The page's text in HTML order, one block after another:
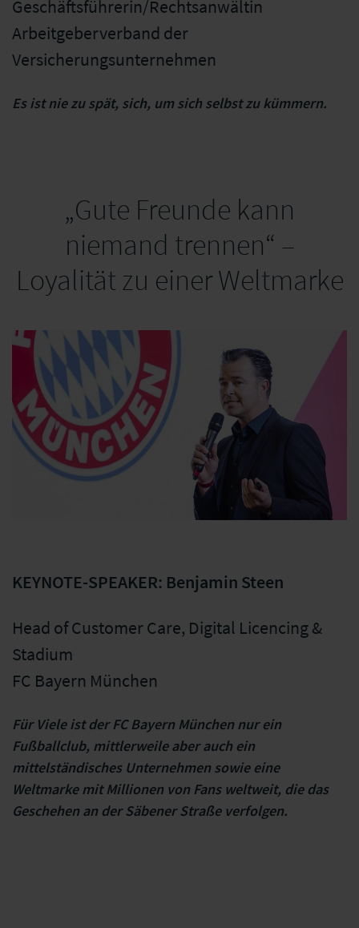
Geschäftsführerin/Rechtsanwältin
Arbeitgeberverband der
Versicherungsunternehmen
Es ist nie zu spät, sich, um sich selbst zu kümmern.
„Gute Freunde kann
niemand trennen“ –
Loyalität zu einer Weltmarke
KEYNOTE-SPEAKER: Benjamin Steen
Head of Customer Care, Digital Licencing &
Stadium
FC Bayern München
Für Viele ist der FC Bayern München nur ein
Fußballclub, mittlerweile aber auch ein
mittelständisches Unternehmen sowie eine
Weltmarke mit Millionen von Fans weltweit, die das
Geschehen an der Säbener Straße verfolgen.